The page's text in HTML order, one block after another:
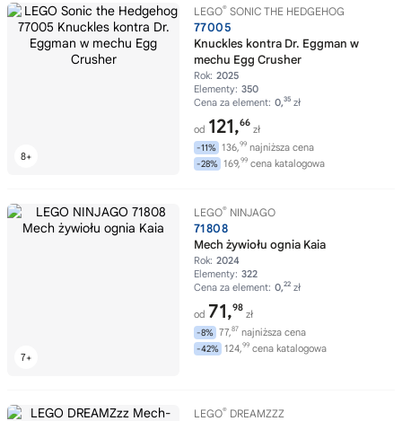
LEGO® SONIC THE HEDGEHOG
77005
Knuckles kontra Dr. Eggman w
mechu Egg Crusher
Rok: 2025
Elementy: 350
Cena za element: 0,35 zł
od 121,66
zł
-11% 136,99 najniższa cena
-28% 169,99 cena katalogowa
LEGO® NINJAGO
71808
Mech żywiołu ognia Kaia
Rok: 2024
Elementy: 322
Cena za element: 0,22 zł
od 71,98
zł
-8% 77,87 najniższa cena
-42% 124,99 cena katalogowa
LEGO® DREAMZZZ